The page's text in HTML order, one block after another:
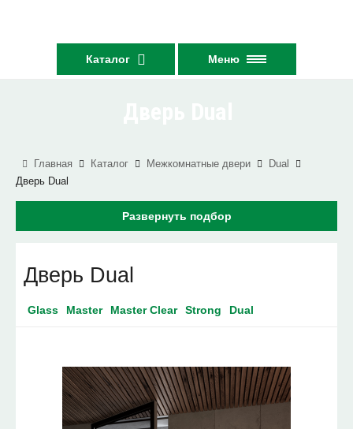
Каталог Меню
Главная Каталог Межкомнатные двери
Dual
Дверь Dual
Развернуть подбор
Дверь Dual
Glass Master Master Clear Strong Dual